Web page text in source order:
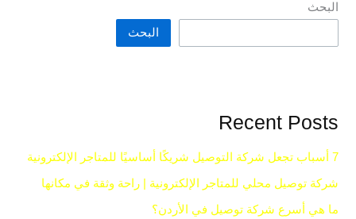
البحث
البحث
Recent Posts
7 أسباب تجعل شركة التوصيل شريكًا أساسيًا للمتاجر الإلكترونية
شركة توصيل محلي للمتاجر الإلكترونية | راحة وثقة في مكانها
ما هي أسرع شركة توصيل في الأردن؟